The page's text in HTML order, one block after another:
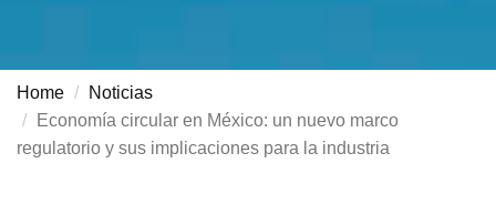
Home
Noticias
Economía circular en México: un nuevo marco
regulatorio y sus implicaciones para la industria